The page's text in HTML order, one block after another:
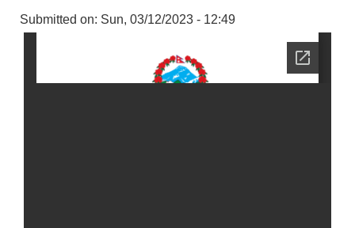
Submitted on: Sun, 03/12/2023 - 12:49